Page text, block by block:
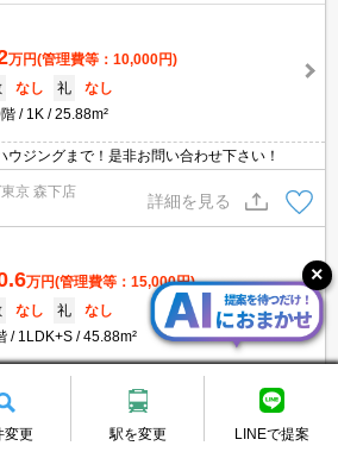
万円(管理費等：10,000円)
なし 礼
なし
1K 25.88m²
ウジングまで！是非お問い合わせ下さい！
京 森下店
詳細を見る
万円(管理費等：15,000円)
なし 礼
なし
1LDK+S 45.88m²
可、設備充実してます！
詳細を見る
変更 駅を変更 LINEで提案